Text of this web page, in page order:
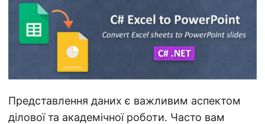
і
Представлення даних є важливим аспектом
ділової та академічної роботи. Часто вам